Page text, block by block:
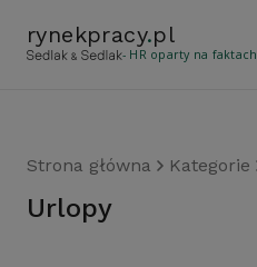
rynekpracy.pl
- HR oparty na faktach
Strona główna Kategorie
urlopy